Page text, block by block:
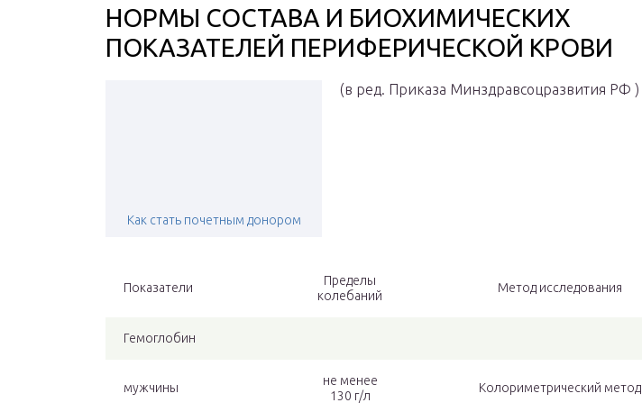
НОРМЫ СОСТАВА И БИОХИМИЧЕСКИХ
ПОКАЗАТЕЛЕЙ ПЕРИФЕРИЧЕСКОЙ КРОВИ
Как стать почетным донором
(в ред. Приказа Минздравсоцразвития РФ )
Показатели
Пределы
колебаний
Метод исследования
Гемоглобин
мужчины
не менее
130 г/л
Колориметрический метод